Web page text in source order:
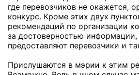
где перевозчиков не окажется,
конкурс. Кроме этих двух
рекомендаций по организации
за достоверностью
предоставляют перевозчики и
Прислушаются в мэрии к этим